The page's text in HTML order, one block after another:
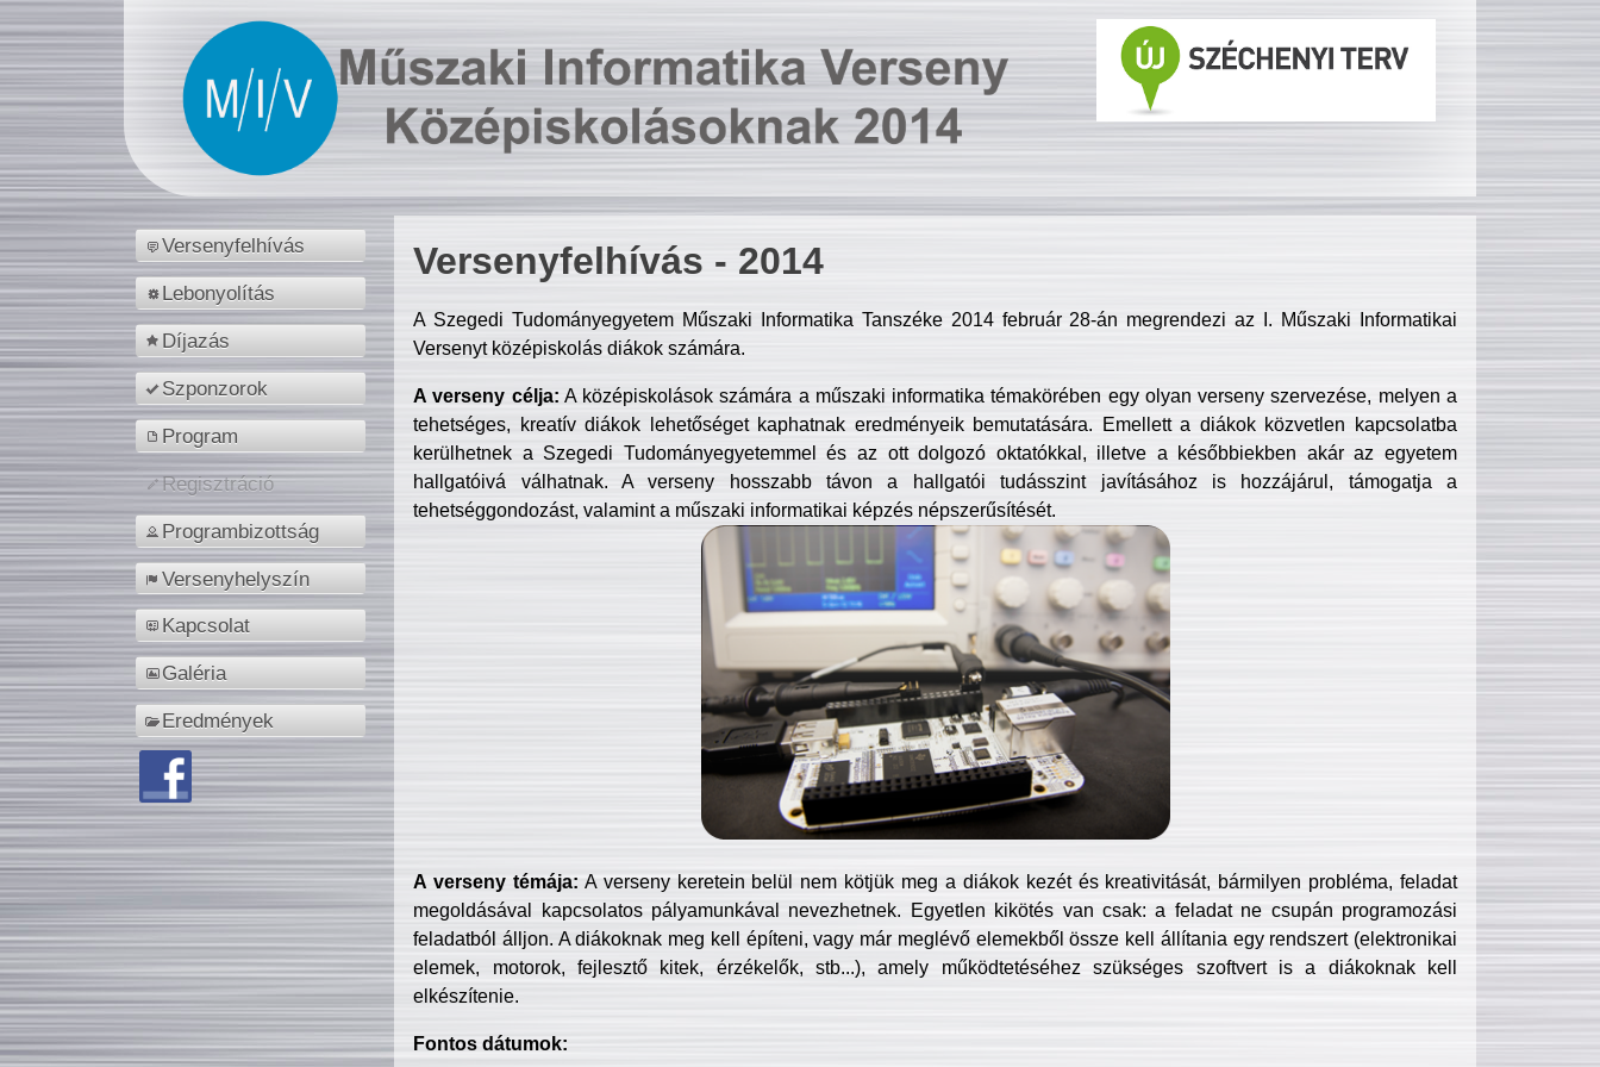
Versenyfelhívás
Lebonyolítás
Díjazás
Szponzorok
Program
Regisztráció
Programbizottság
Versenyhelyszín
Kapcsolat
Galéria
Eredmények
Versenyfelhívás - 2014
A Szegedi Tudományegyetem Műszaki Informatika Tanszéke 2014 február 28-án megrendezi az I. Műszaki Informatikai
Versenyt középiskolás diákok számára.
A verseny célja: A középiskolások számára a műszaki informatika témakörében egy olyan verseny szervezése, melyen a
tehetséges, kreatív diákok lehetőséget kaphatnak eredményeik bemutatására. Emellett a diákok közvetlen kapcsolatba
kerülhetnek a Szegedi Tudományegyetemmel és az ott dolgozó oktatókkal, illetve a későbbiekben akár az egyetem
hallgatóivá válhatnak. A verseny hosszabb távon a hallgatói tudásszint javításához is hozzájárul, támogatja a
tehetséggondozást, valamint a műszaki informatikai képzés népszerűsítését.
A verseny témája: A verseny keretein belül nem kötjük meg a diákok kezét és kreativitását, bármilyen probléma, feladat
megoldásával kapcsolatos pályamunkával nevezhetnek. Egyetlen kikötés van csak: a feladat ne csupán programozási
feladatból álljon. A diákoknak meg kell építeni, vagy már meglévő elemekből össze kell állítania egy rendszert (elektronikai
elemek, motorok, fejlesztő kitek, érzékelők, stb...), amely működtetéséhez szükséges szoftvert is a diákoknak kell
elkészítenie.
Fontos dátumok: